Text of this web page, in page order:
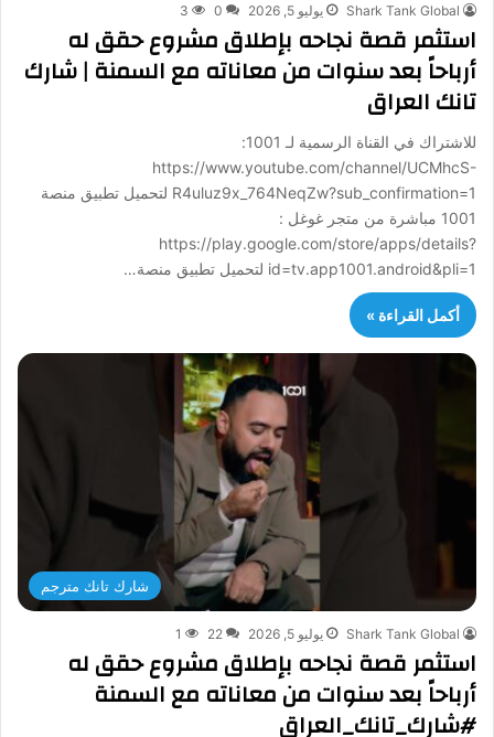
Shark Tank Global يوليو 5, 2026 0
3
استثمر قصة نجاحه بإطلاق مشروع حقق له
أرباحاً بعد سنوات من معاناته مع السمنة | شارك
تانك العراق
للاشتراك في القناة الرسمية لـ 1001:
https://www.youtube.com/channel/UCMhcS-
R4uluz9x_764NeqZw?sub_confirmation=1 لتحميل تطبيق منصة
1001 مباشرة من متجر غوغل :
https://play.google.com/store/apps/details?
id=tv.app1001.android&pli=1 لتحميل تطبيق منصة…
أكمل القراءة »
شارك تانك مترجم
Shark Tank Global يوليو 5, 2026 22
1
استثمر قصة نجاحه بإطلاق مشروع حقق له
أرباحاً بعد سنوات من معاناته مع السمنة
#شارك_تانك_العراق